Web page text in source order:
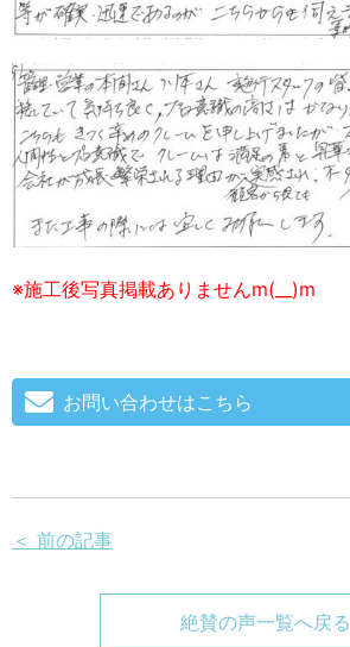
※施工後写真掲載ありませんm(__)m
お問い合わせはこちら
＜ 前の記事
絶賛の声一覧へ戻る